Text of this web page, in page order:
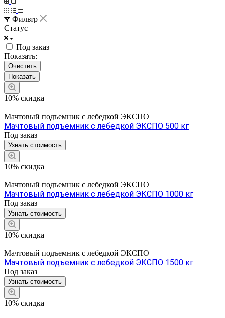
Фильтр
Статус
Под заказ
Показать:
Очистить
10% скидка
Мачтовый подъемник с лебедкой ЭКСПО
Мачтовый подъемник с лебедкой ЭКСПО 500 кг
Под заказ
Узнать стоимость
10% скидка
Мачтовый подъемник с лебедкой ЭКСПО
Мачтовый подъемник с лебедкой ЭКСПО 1000 кг
Под заказ
Узнать стоимость
10% скидка
Мачтовый подъемник с лебедкой ЭКСПО
Мачтовый подъемник с лебедкой ЭКСПО 1500 кг
Под заказ
Узнать стоимость
10% скидка